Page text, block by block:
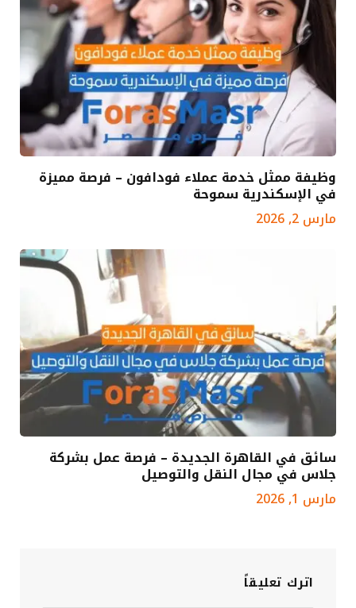
وظيفة ممثل خدمة عملاء فودافون – فرصة مميزة
في الإسكندرية سموحة
مارس 2, 2026
سائق في القاهرة الجديدة – فرصة عمل بشركة
جلاس في مجال النقل والتوصيل
مارس 1, 2026
اترك تعليقاً